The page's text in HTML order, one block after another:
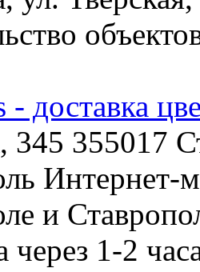
- доставка
355017
Интернет-
и
через 1-2